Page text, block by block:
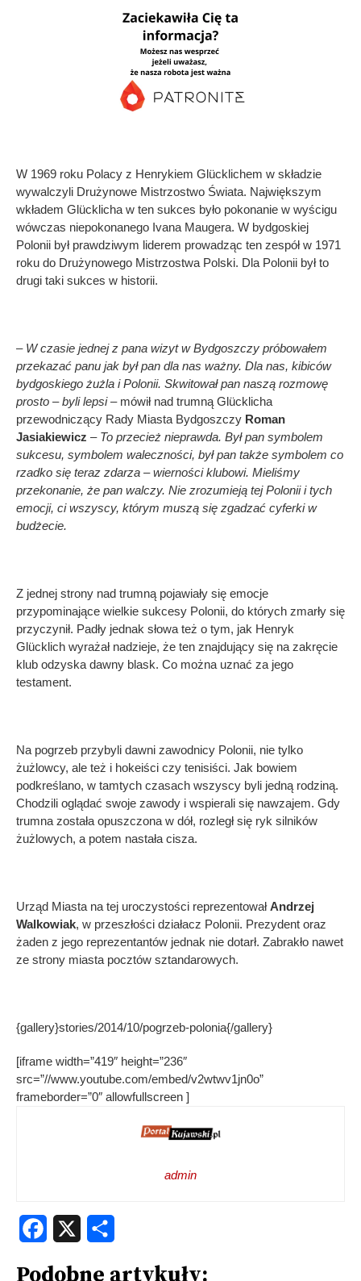
W 1969 roku Polacy z Henrykiem Glücklichem w składzie
wywalczyli Drużynowe Mistrzostwo Świata. Największym
wkładem Glücklicha w ten sukces było pokonanie w wyścigu
wówczas niepokonanego Ivana Maugera. W bydgoskiej
Polonii był prawdziwym liderem prowadząc ten zespół w 1971
roku do Drużynowego Mistrzostwa Polski. Dla Polonii był to
drugi taki sukces w historii.
– W czasie jednej z pana wizyt w Bydgoszczy próbowałem
przekazać panu jak był pan dla nas ważny. Dla nas, kibiców
bydgoskiego żużla i Polonii. Skwitował pan naszą rozmowę
prosto – byli lepsi– mówił nad trumną Glücklicha
przewodniczący Rady Miasta Bydgoszczy Roman
Jasiakiewicz – To przecież nieprawda. Był pan symbolem
sukcesu, symbolem waleczności, był pan także symbolem co
rzadko się teraz zdarza – wierności klubowi. Mieliśmy
przekonanie, że pan walczy. Nie zrozumieją tej Polonii i tych
emocji, ci wszyscy, którym muszą się zgadzać cyferki w
budżecie.
Z jednej strony nad trumną pojawiały się emocje
przypominające wielkie sukcesy Polonii, do których zmarły się
przyczynił. Padły jednak słowa też o tym, jak Henryk
Glücklich wyrażał nadzieje, że ten znajdujący się na zakręcie
klub odzyska dawny blask. Co można uznać za jego
testament.
Na pogrzeb przybyli dawni zawodnicy Polonii, nie tylko
żużlowcy, ale też i hokeiści czy tenisiści. Jak bowiem
podkreślano, w tamtych czasach wszyscy byli jedną rodziną.
Chodzili oglądać swoje zawody i wspierali się nawzajem. Gdy
trumna została opuszczona w dół, rozległ się ryk silników
żużlowych, a potem nastała cisza.
Urząd Miasta na tej uroczystości reprezentowałAndrzej
Walkowiak, w przeszłości działacz Polonii. Prezydent oraz
żaden z jego reprezentantów jednak nie dotarł. Zabrakło nawet
ze strony miasta pocztów sztandarowych.
{gallery}stories/2014/10/pogrzeb-polonia{/gallery}
[iframe width=”419″ height=”236″
src=”//www.youtube.com/embed/v2wtwv1jn0o”
frameborder=”0″ allowfullscreen ]
admin
Facebook
Podobne artykuły: